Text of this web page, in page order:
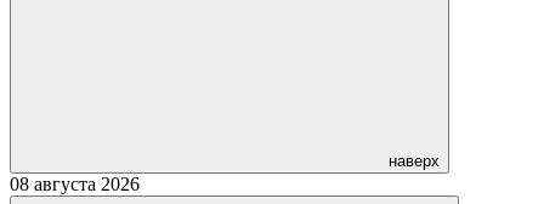
наверх
08 августа 2026